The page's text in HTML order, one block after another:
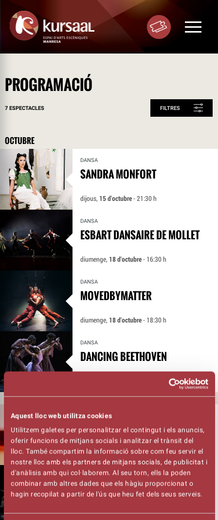
Aquest lloc web utilitza cookies
Utilitzem galetes per personalitzar el contingut i els anuncis,
oferir funcions de mitjans socials i analitzar el trànsit del
lloc. També compartim la informació sobre com feu servir el
nostre lloc amb els partners de mitjans socials, de publicitat i
d'anàlisis amb qui col·laborem. Al seu torn, ells la poden
combinar amb altres dades que els hàgiu proporcionat o
hagin recopilat a partir de l'ús que heu fet dels seus serveis.
Toggle
PROGRAMACIÓ
7 ESPECTACLES FILTRES
OCTUBRE
DANSA
SANDRA MONFORT
dijous, 15 d'octubre- 21:30 h
DANSA
ESBART DANSAIRE DE MOLLET
diumenge, 18 d'octubre- 16:30 h
DANSA
MOVEDBYMATTER
diumenge, 18 d'octubre- 18:30 h
DANSA
DANCING BEETHOVEN
NOVEMBRE
DANSA
WE. NOSALTRES I ELS TEMPS
divendres,13 de novembre- 20:00 h
DANSA
UN POYO ROJO
divendres,27 de novembre- 20:00 h